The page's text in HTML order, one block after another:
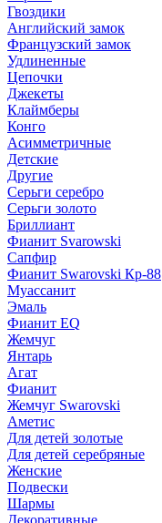
Гвоздики
Английский замок
Французский замок
Удлиненные
Цепочки
Джекеты
Клаймберы
Конго
Асимметричные
Детские
Другие
Серьги серебро
Серьги золото
Бриллиант
Фианит Svarowski
Сапфир
Фианит Swarovski Кр-88
Муассанит
Эмаль
Фианит EQ
Жемчуг
Янтарь
Агат
Фианит
Жемчуг Swarovski
Аметис
Для детей золотые
Для детей серебряные
Женские
Подвески
Шармы
Декоративные